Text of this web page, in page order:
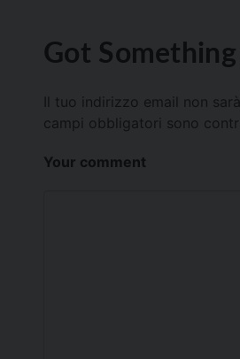
Got Something
Il tuo indirizzo email non
campi obbligatori sono
Your comment